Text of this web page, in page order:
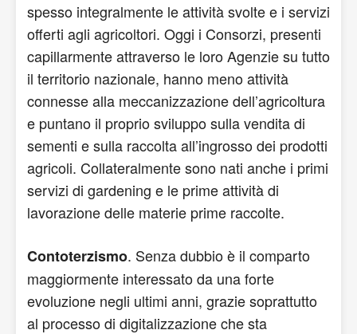
spesso integralmente le attività svolte e i servizi
offerti agli agricoltori. Oggi i Consorzi, presenti
capillarmente attraverso le loro Agenzie su tutto
il territorio nazionale, hanno meno attività
connesse alla meccanizzazione dell’agricoltura
e puntano il proprio sviluppo sulla vendita di
sementi e sulla raccolta all’ingrosso dei prodotti
agricoli. Collateralmente sono nati anche i primi
servizi di gardening e le prime attività di
lavorazione delle materie prime raccolte.
Contoterzismo. Senza dubbio è il comparto
maggiormente interessato da una forte
evoluzione negli ultimi anni, grazie soprattutto
al processo di digitalizzazione che sta